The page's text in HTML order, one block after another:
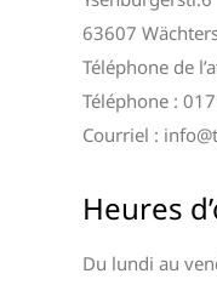
63607
Téléphone de
Téléphone :
Courriel :
Heures
Du lundi au